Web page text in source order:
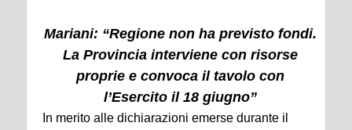
Mariani: “Regione non ha previsto fondi.
La Provincia interviene con risorse
proprie e convoca il tavolo con
l’Esercito il 18 giugno”
In merito alle dichiarazioni emerse durante il